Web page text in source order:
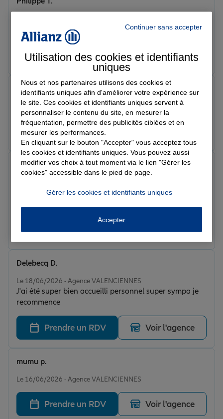
Toujours a l'écoute conviviale.
Prendre un RDV Voir l'agence
Note de 5 sur 5
Le 15/07/2026 - Agence VALENCIENNES
Moussa B.
Prendre un RDV
Note de 5 sur 5
Accueil très professionnel, les réponses à mes
signé le devis immédiatement.
isabelle G.
Prendre un RDV Voir l'agence
Le 18/06/2026 - Agence VALENCIENNES
J'ai été super bien accueilli personnel super sympa je
recommence
Delebecq D.
Prendre un RDV Voir l'agence
Le 16/06/2026 - Agence VALENCIENNES
mumu p.
Prendre un RDV Voir l'agence
Continuer sans accepter
Utilisation des cookies et identifiants
uniques
Nous et nos partenaires utilisons des cookies et
identifiants uniques afin d'améliorer votre expérience sur
le site. Ces cookies et identifiants uniques servent à
personnaliser le contenu du site, en mesurer la
fréquentation, permettre des publicités ciblées et en
mesurer les performances.
En cliquant sur le bouton "Accepter" vous acceptez tous
les cookies et identifiants uniques. Vous pouvez aussi
modifier vos choix à tout moment via le lien "Gérer les
cookies" accessible dans le pied de page.
Gérer les cookies et identifiants uniques
Accepter